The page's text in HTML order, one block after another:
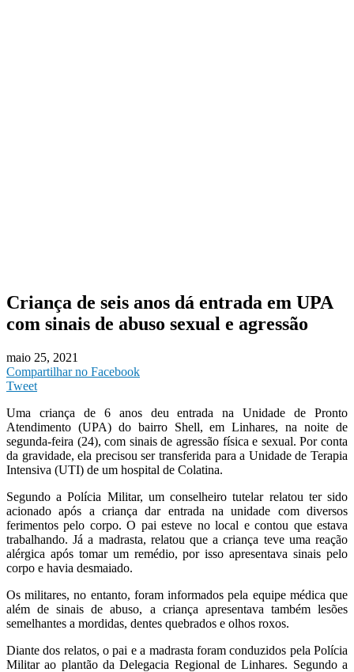
Criança de seis anos dá entrada em UPA
com sinais de abuso sexual e agressão
maio 25, 2021
Compartilhar no Facebook
Tweet
Uma criança de 6 anos deu entrada na Unidade de Pronto
Atendimento (UPA) do bairro Shell, em Linhares, na noite de
segunda-feira (24), com sinais de agressão física e sexual. Por conta
da gravidade, ela precisou ser transferida para a Unidade de Terapia
Intensiva (UTI) de um hospital de Colatina.
Segundo a Polícia Militar, um conselheiro tutelar relatou ter sido
acionado após a criança dar entrada na unidade com diversos
ferimentos pelo corpo. O pai esteve no local e contou que estava
trabalhando. Já a madrasta, relatou que a criança teve uma reação
alérgica após tomar um remédio, por isso apresentava sinais pelo
corpo e havia desmaiado.
Os militares, no entanto, foram informados pela equipe médica que
além de sinais de abuso, a criança apresentava também lesões
semelhantes a mordidas, dentes quebrados e olhos roxos.
Diante dos relatos, o pai e a madrasta foram conduzidos pela Polícia
Militar ao plantão da Delegacia Regional de Linhares. Segundo a